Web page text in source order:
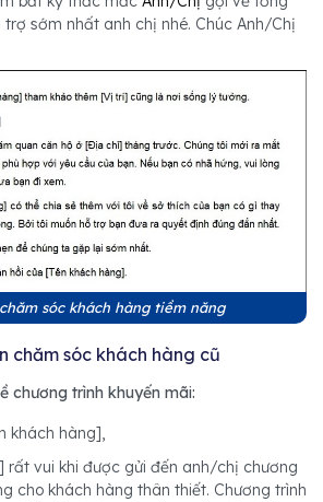
sớm nhất anh chị nhé. Chúc Anh/Chị
sóc khách hàng tiềm năng
chăm sóc khách hàng cũ
chương trình khuyến mãi:
khách hàng],
rất vui khi được gửi đến anh/chị chương
cho khách hàng thân thiết. Chương trình